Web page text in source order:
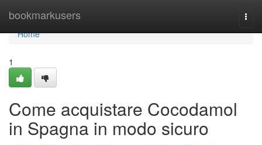
bookmarkusers
Home
Home
1
Come acquistare Cocodamol
in Spagna in modo sicuro